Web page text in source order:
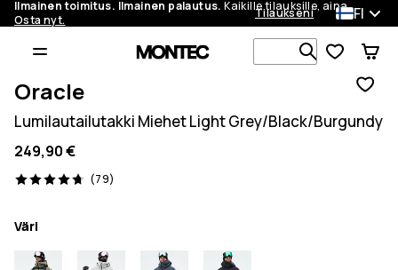
Ilmainen toimitus. Ilmainen palautus. Kaikille tilauksille, aina.
Osta nyt.
Tilaukseni FI
Etsi 1 000+
Oracle
Lumilautailutakki Miehet Light Grey/Black/Burgundy
249,90 €
(79)
79 arvostelut, 4.7/5
Väri